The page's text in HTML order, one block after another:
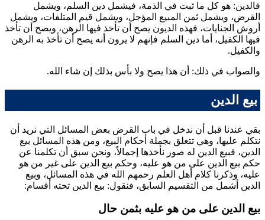
فالدين: هو كل ما ثبت في الذمة، فيشمل دين السلم، ويشمل
القرض، ويشمل ثمن المبيع المؤجل، ويشمل قيم المتلفات، ويشمل
أروش الجنايات، فهذه الديون يصح أن تأخذ فيها الرهن، ويصح أن تأخذ
فيها الكفيل، أما دين السلم فإنهم لا يرون أنه يصح أن تأخذ به الرهن
والكفيل.
والصواب في ذلك: أن هذا يصح ولا بأس بذلك إن شاء الله.
بيع الدين
بقي عندنا قبل أن ندخل في باب القرض بعض المسائل التي نريد أن
نتكلم عليها، وهي تتعلق بجملة أحكام البيع، ومن هذه المسائل بيع
الدين، فبيع الدين له صور نأخذها إجمالاً، ونحن سبق أن تكلمنا عن
حكم بيع الدين على من هو عليه، وحكم بيع الدين على غير من هو
عليه، وذكرنا كلام أهل العلم رحمهم الله في هذه المسائل، وبيع
الدين أشمل من التقسيم السابق، فنقول: بيع الدين تحته أقسام:
بيع الدين على من هو عليه بثمن حال